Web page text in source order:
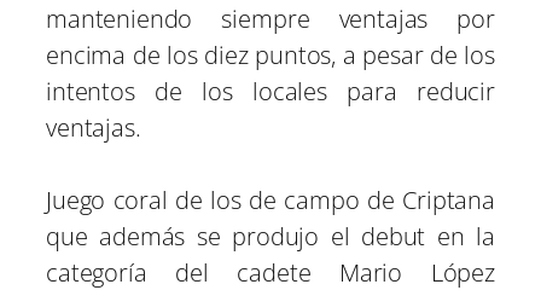
manteniendo siempre ventajas por
encima de los diez puntos, a pesar de los
intentos de los locales para reducir
ventajas.
Juego coral de los de campo de Criptana
que además se produjo el debut en la
categoría del cadete Mario López